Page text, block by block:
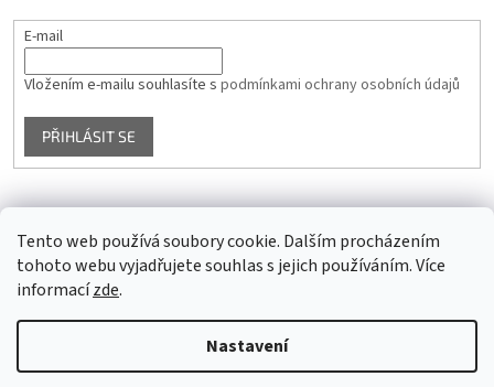
Tento web používá soubory cookie. Dalším procházením
tohoto webu vyjadřujete souhlas s jejich používáním. Více
informacízde.
Nastavení
E-mail
Vložením e-mailu souhlasíte s podmínkami ochrany osobních údajů
PŘIHLÁSIT SE
Facebook